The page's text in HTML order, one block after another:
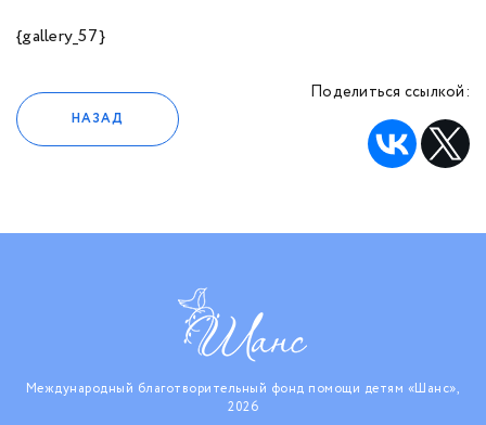
{gallery_57}
НАЗАД
Поделиться ссылкой:
Международный благотворительный фонд помощи детям «Шанс»,
2026